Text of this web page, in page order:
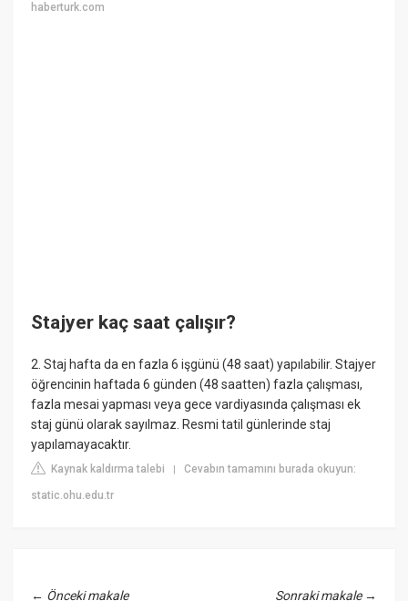
haberturk.com
Stajyer kaç saat çalışır?
2. Staj hafta da en fazla 6 işgünü (48 saat) yapılabilir. Stajyer
öğrencinin haftada 6 günden (48 saatten) fazla çalışması,
fazla mesai yapması veya gece vardiyasında çalışması ek
staj günü olarak sayılmaz. Resmi tatil günlerinde staj
yapılamayacaktır.
Kaynak kaldırma talebi |Cevabın tamamını burada okuyun:
static.ohu.edu.tr
← Önceki makale Sonraki makale→